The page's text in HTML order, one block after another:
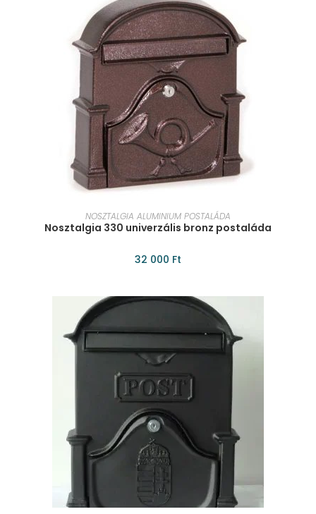
KOSÁRBA TESZEM
NOSZTALGIA ALUMINIUM POSTALÁDA
Nosztalgia 330 univerzális bronz postaláda
32 000 Ft